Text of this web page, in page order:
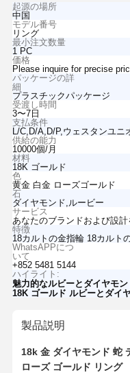
起源の場所
中国
モデル番号
リング
最小注文数量
1 PC
価格
Please inquire for precise
パッケージの詳
細
プラスチックパッケージ
受渡し時間
3〜7日
支払条件
L/C,D/A,D/P,ウェスタンユ
供給の能力
10000個/月
材料
18K ゴールド
色
黄金 白金 ローズゴールド
石
ダイヤモンド,ルービー
サービス
あなたのブランドおよび設
特徴
18カルトの金指輪 18カルト
WhatsAPPにつ
いて
+852 5481 5144
ハイライト:
魅力的なルビーとダイヤモ
18K ゴールド ルビーとダイ
製品説明
18k 金 ダイヤモンド 蛇
ローズ ゴールド リング